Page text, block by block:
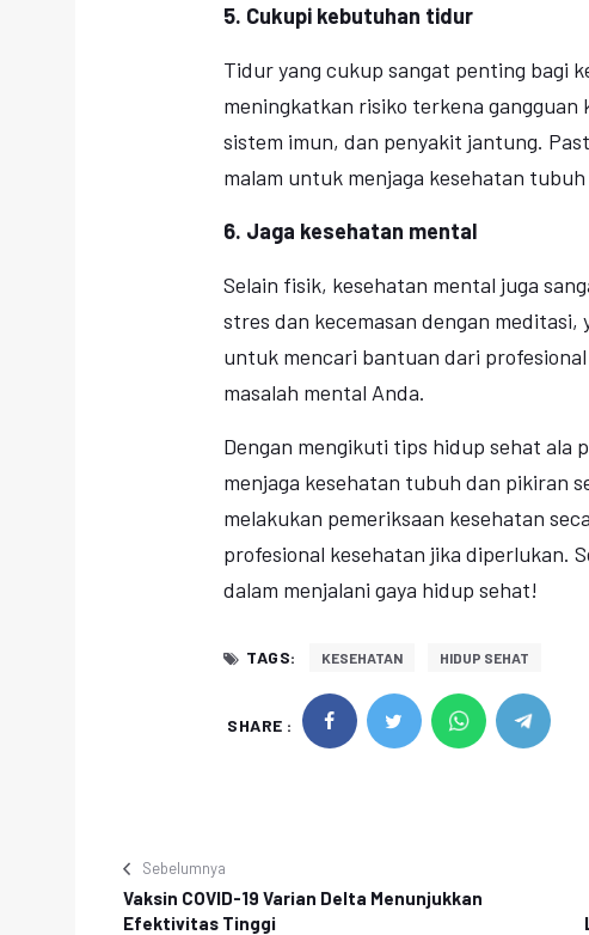
5. Cukupi kebutuhan tidur
Tidur yang cukup sangat penting bagi
meningkatkan risiko terkena
sistem imun, dan penyakit jantung.
malam untuk menjaga kesehatan
6. Jaga kesehatan mental
Selain fisik, kesehatan mental juga
stres dan kecemasan dengan
untuk mencari bantuan dari
masalah mental Anda.
Dengan mengikuti tips hidup sehat ala
menjaga kesehatan tubuh dan pikiran
melakukan pemeriksaan kesehatan
profesional kesehatan jika diperlukan.
dalam menjalani gaya hidup sehat!
TAGS: KESEHATAN HIDUP SEHAT
SHARE :
Sebelumnya
Vaksin COVID-19 Varian Delta Menunjukkan
Efektivitas Tinggi